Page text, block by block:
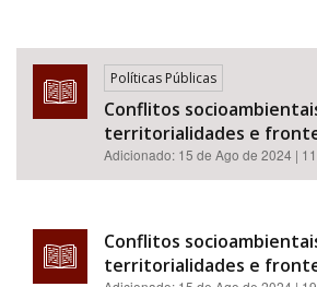
Políticas Públicas
Conflitos
territorialidades e
Adicionado: 15 de Ago de 2024 |
Conflitos
territorialidades e